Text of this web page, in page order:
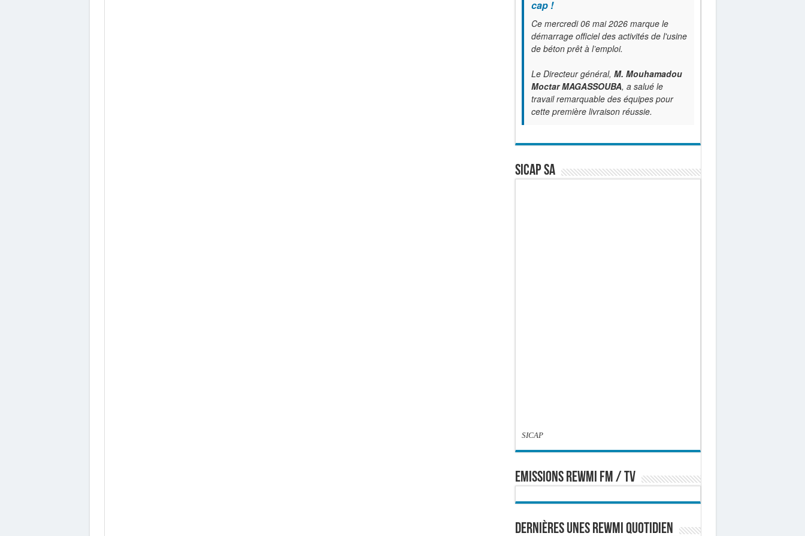
cap !
Ce mercredi 06 mai 2026 marque le
démarrage officiel des activités de l'usine
de béton prêt à l’emploi.
Le Directeur général, M. Mouhamadou
Moctar MAGASSOUBA, a salué le
travail remarquable des équipes pour
cette première livraison réussie.
SICAP SA
SICAP
EMISSIONS REWMI FM / TV
Dernières Unes Rewmi Quotidien